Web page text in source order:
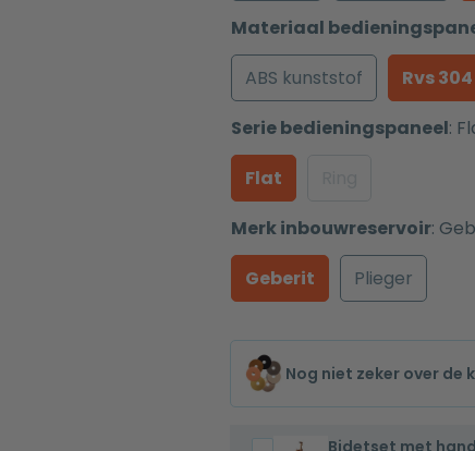
Materiaal
ABS kunststof
Rvs 304
Serie bedieningspaneel:
Flat
Merk inbouwreservoir:
Geberit
Plieger
Nog niet zeker over de
Bidetset met